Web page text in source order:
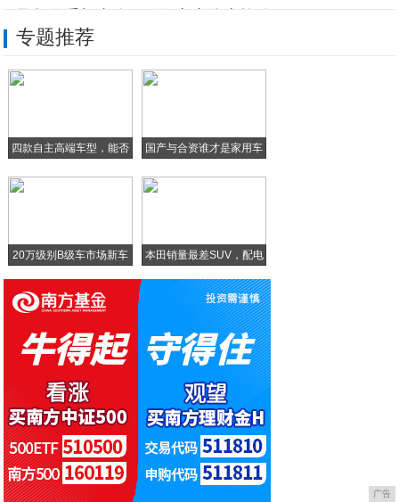
你看好罗永浩的锤子手机与周鸿祎的360手
游戏利器：这款手机电脑电视多平台的游戏手
专题推荐
四款自主高端车型，能否
国产与合资谁才是家用车
20万级别B级车市场新车 本田销量最差SUV，配电
广告